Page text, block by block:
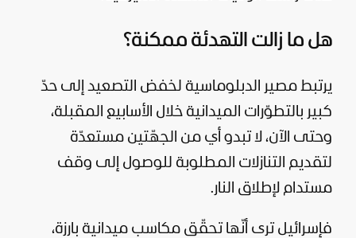
هل ما زالت التهدئة ممكنة؟
يرتبط مصير الدبلوماسية لخفض التصعيد إلى حدّ
كبير بالتطوّرات الميدانية خلال الأسابيع المقبلة،
وحتى الآن، لا تبدو أي من الجهّتين مستعدّة
لتقديم التنازلات المطلوبة للوصول إلى وقف
مستدام لإطلاق النار.
فإسرائيل ترى أنّها تحقّق مكاسب ميدانية بارزة،